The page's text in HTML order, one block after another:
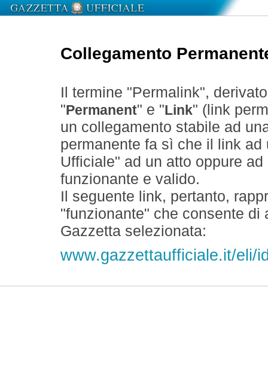
Collegamento
Il termine "Permalink",
" Permanent" e " Link" (link
un collegamento stabile ad
permanente fa sì che il link
Ufficiale" ad un atto oppure
funzionante e valido.
Il seguente link, pertanto,
"funzionante" che consente
Gazzetta selezionata:
www.gazzettaufficiale.it/eli/